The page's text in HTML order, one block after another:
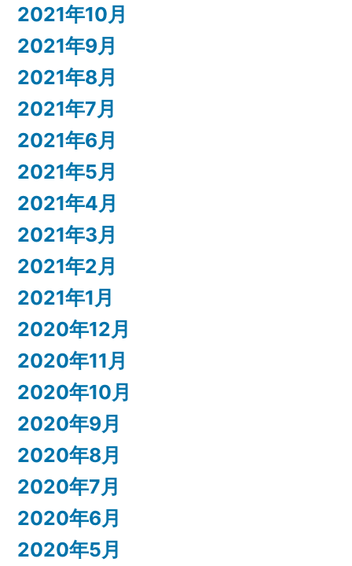
2021年10月
2021年9月
2021年8月
2021年7月
2021年6月
2021年5月
2021年4月
2021年3月
2021年2月
2021年1月
2020年12月
2020年11月
2020年10月
2020年9月
2020年8月
2020年7月
2020年6月
2020年5月